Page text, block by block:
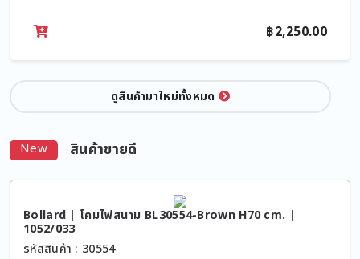
฿2,250.00
ดูสินค้ามาใหม่ทั้งหมด
New สินค้าขายดี
Bollard | โคมไฟสนาม BL30554-Brown H70 cm. |
1052/033
รหัสสินค้า : 30554